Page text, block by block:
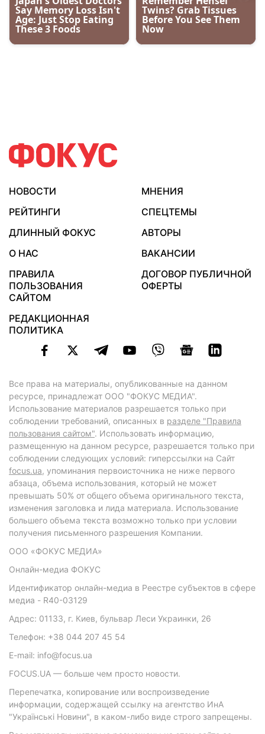
НОВОСТИ
МНЕНИЯ
РЕЙТИНГИ
СПЕЦТЕМЫ
ДЛИННЫЙ ФОКУС
АВТОРЫ
О НАС
ВАКАНСИИ
ПРАВИЛА
ПОЛЬЗОВАНИЯ
САЙТОМ
ДОГОВОР ПУБЛИЧНОЙ
ОФЕРТЫ
РЕДАКЦИОННАЯ
ПОЛИТИКА
Все права на материалы, опубликованные на данном
ресурсе, принадлежат ООО "ФОКУС МЕДИА".
Использование материалов разрешается только при
соблюдении требований, описанных в разделе "Правила
пользования сайтом". Использовать информацию,
размещенную на данном ресурсе, разрешается только при
соблюдении следующих условий: гиперссылки на Сайт
focus.ua, упоминания первоисточника не ниже первого
абзаца, объема использования, который не может
превышать 50% от общего объема оригинального текста,
изменения заголовка и лида материала. Использование
большего объема текста возможно только при условии
получения письменного разрешения Компании.
ООО «ФОКУС МЕДИА»
Онлайн-медиа ФОКУС
Идентификатор онлайн-медиа в Реестре субъектов в сфере
медиа - R40-03129
Адрес: 01133, г. Киев, бульвар Леси Украинки, 26
Телефон: +38 044 207 45 54
E-mail: info@focus.ua
FOCUS.UA — больше чем просто новости.
Перепечатка, копирование или воспроизведение
информации, содержащей ссылку на агентство ИнА
"Українські Новини", в каком-либо виде строго запрещены.